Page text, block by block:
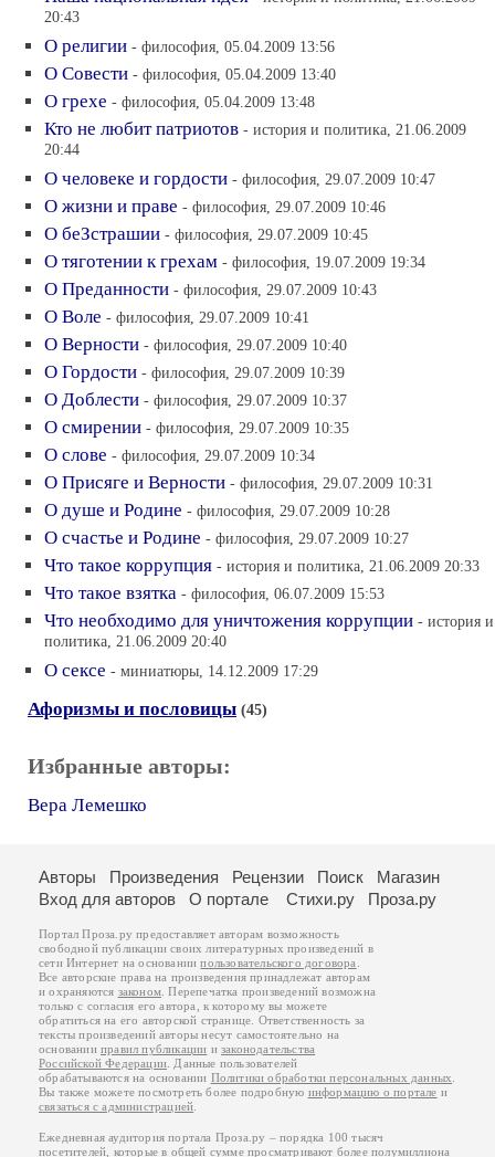
20:43
О религии - философия, 05.04.2009 13:56
О Совести - философия, 05.04.2009 13:40
О грехе - философия, 05.04.2009 13:48
Кто не любит патриотов - история и политика, 21.06.2009
20:44
О человеке и гордости - философия, 29.07.2009 10:47
О жизни и праве - философия, 29.07.2009 10:46
О беЗстрашии - философия, 29.07.2009 10:45
О тяготении к грехам - философия, 19.07.2009 19:34
О Преданности - философия, 29.07.2009 10:43
О Воле - философия, 29.07.2009 10:41
О Верности - философия, 29.07.2009 10:40
О Гордости - философия, 29.07.2009 10:39
О Доблести - философия, 29.07.2009 10:37
О смирении - философия, 29.07.2009 10:35
О слове - философия, 29.07.2009 10:34
О Присяге и Верности - философия, 29.07.2009 10:31
О душе и Родине - философия, 29.07.2009 10:28
О счастье и Родине - философия, 29.07.2009 10:27
Что такое коррупция - история и политика, 21.06.2009 20:33
Что такое взятка - философия, 06.07.2009 15:53
Что необходимо для уничтожения коррупции - история и
политика, 21.06.2009 20:40
О сексе - миниатюры, 14.12.2009 17:29
Афоризмы и пословицы (45)
Избранные авторы:
Вера Лемешко
Авторы Произведения Рецензии Поиск
Магазин
Вход для авторов
О портале Стихи.ру Проза.ру
Портал Проза.ру предоставляет авторам возможность
свободной публикации своих литературных произведений в
сети Интернет на основаниипользовательского договора
Все авторские права на произведения принадлежат авторам
и охраняются законом . Перепечатка произведений возможна
только с согласия его автора, к которому вы можете
обратиться на его авторской странице. Ответственность за
тексты произведений авторы несут самостоятельно на
основанииправил публикации изаконодательства
Российской Федерации . Данные пользователей
обрабатываются на основании Политики обработки персональных данных
Вы также можете посмотреть более подробную информацию о портале и
связаться с администрацией
Ежедневная аудитория портала Проза.ру – порядка 100 тысяч
посетителей, которые в общей сумме просматривают более полумиллиона